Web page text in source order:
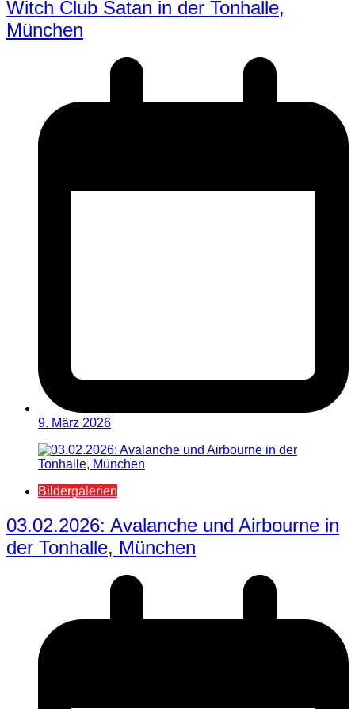
Witch Club Satan in der Tonhalle,
München
9. März 2026
Bildergalerien
03.02.2026: Avalanche und Airbourne in
der Tonhalle, München